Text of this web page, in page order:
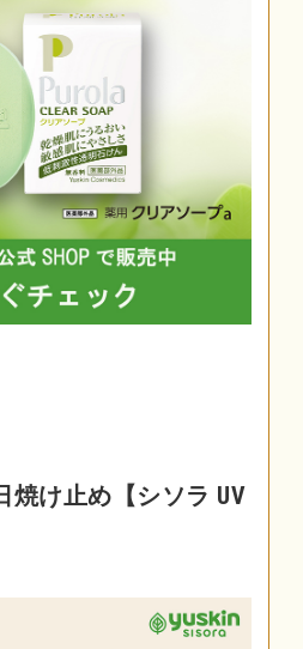
焼け止め【シソラ UV